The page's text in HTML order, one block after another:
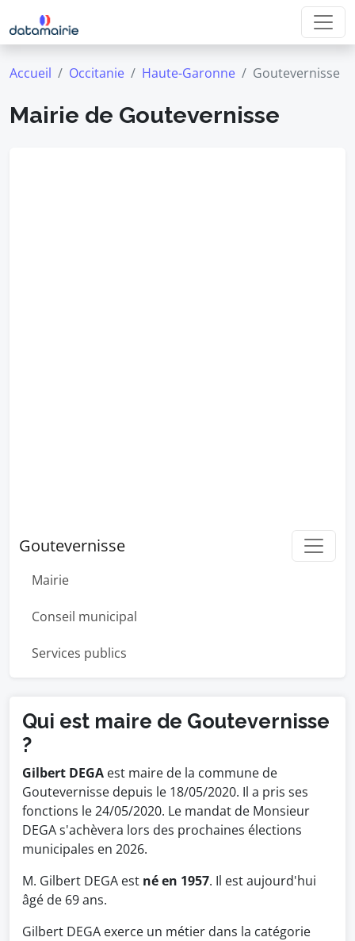
Accueil Occitanie Haute-Garonne Goutevernisse
Mairie de Goutevernisse
Goutevernisse
Mairie
Conseil municipal
Services publics
Qui est maire de Goutevernisse
?
Gilbert DEGA est maire de la commune de
Goutevernisse depuis le 18/05/2020. Il a pris ses
fonctions le 24/05/2020. Le mandat de Monsieur
DEGA s'achèvera lors des prochaines élections
municipales en 2026.
M. Gilbert DEGA est né en 1957. Il est aujourd'hui
âgé de 69 ans.
Gilbert DEGA exerce un métier dans la catégorie